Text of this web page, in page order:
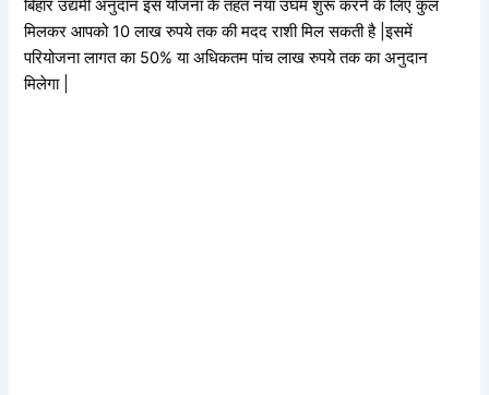
बिहार उद्यमी अनुदान इस योजना के तहत नया उघम शुरू करने के लिए कुल
मिलकर आपको 10 लाख रुपये तक की मदद राशी मिल सकती है |इसमें
परियोजना लागत का 50% या अधिकतम पांच लाख रुपये तक का अनुदान
मिलेगा |